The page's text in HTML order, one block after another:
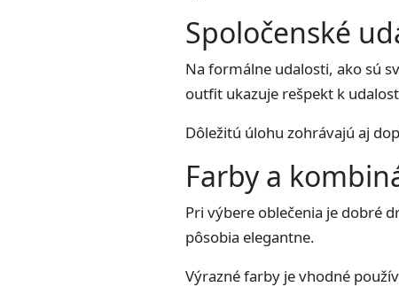
Spoločenské
Na formálne udalosti, ako sú
outfit ukazuje rešpekt k
Dôležitú úlohu zohrávajú aj
Farby a
Pri výbere oblečenia je dobré
pôsobia elegantne.
Výrazné farby je vhodné